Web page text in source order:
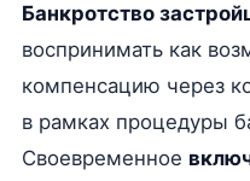
Банкротство
воспринимать как
компенсацию через
в рамках процедуры
Своевременное